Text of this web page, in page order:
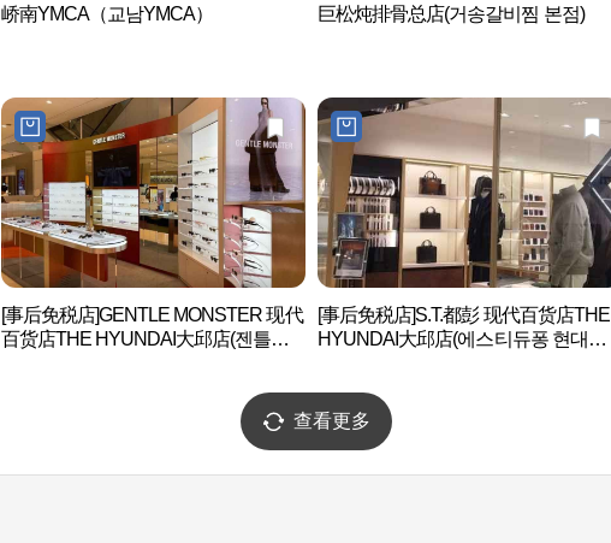
峤南YMCA（교남YMCA） 巨松炖排骨总店(거송갈비찜 본점)
[事后免税店]GENTLE MONSTER 现代
百货店THE HYUNDAI大邱店(젠틀몬
[事后免税店]S.T.都彭 现代百货店THE
HYUNDAI大邱店(에스티듀퐁 현대백
查看更多